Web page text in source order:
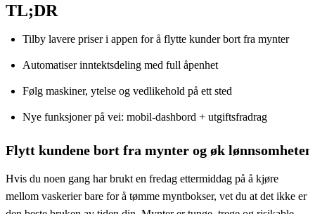
TL;DR
Tilby lavere priser i appen for å flytte kunder bort fra mynter
Automatiser inntektsdeling med full åpenhet
Følg maskiner, ytelse og vedlikehold på ett sted
Nye funksjoner på vei: mobil-dashbord + utgiftsfradrag
Flytt kundene bort fra mynter og øk lønnsomheten
Hvis du noen gang har brukt en fredag ettermiddag på å kjøre
mellom vaskerier bare for å tømme myntbokser, vet du at det ikke er